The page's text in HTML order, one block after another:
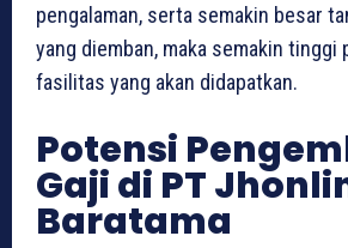
pengalaman, serta semakin besar
yang diemban, maka semakin tinggi
fasilitas yang akan didapatkan.
Potensi
Gaji di PT
Baratama